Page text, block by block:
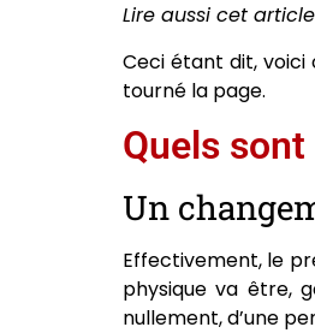
Lire aussi cet
Ceci étant dit, voici
tourné la page.
Quels
Un
Effectivement, le
physique va être,
nullement, d’une